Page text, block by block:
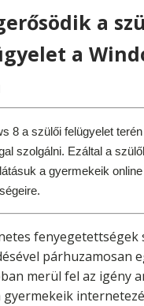
a
a
8 a szülői felügyelet
szolgálni. Ezáltal a
a gyermekeik online
fenyegetettségek
párhuzamosan
merül fel az igény
gyermekeik